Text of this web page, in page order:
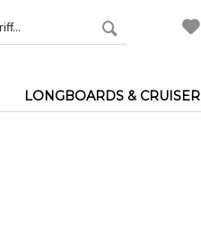
LONGBOARDS & CRUISER